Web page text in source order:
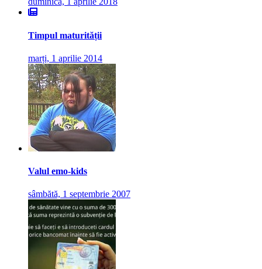
Timpul maturității
marți, 1 aprilie 2014
Valul emo-kids
sâmbătă, 1 septembrie 2007